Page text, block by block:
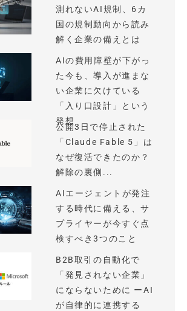
測れないAI規制、6カ
国の規制動向から読み
解く企業の備えとは
AIの費用障壁が下がっ
た今も、導入が進まな
い企業に欠けている
「入り口設計」という
発想
公開3日で停止された
「Claude Fable 5」は
なぜ復活できたのか？
解除の裏側...
AIエージェントが発注
する時代に備える、サ
プライヤーが今すぐ点
検すべき3つのこと
B2B取引の自動化で
「発見されない企業」
にならないために ーAI
が自律的に連携する